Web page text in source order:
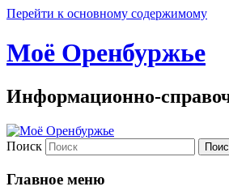
Перейти к основному содержимому
Моё Оренбуржье
Информационно-
Поиск
Главное меню